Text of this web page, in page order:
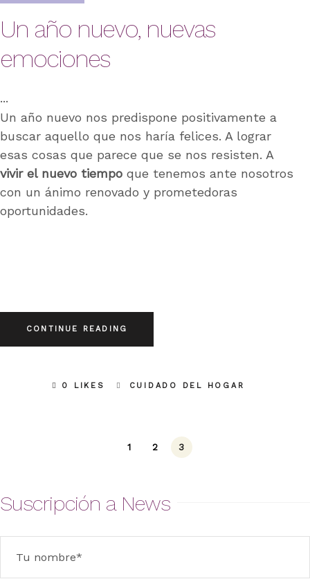
Un año nuevo, nuevas
emociones
Un año nuevo nos predispone positivamente a
buscar aquello que nos haría felices. A lograr
esas cosas que parece que se nos resisten. A
vivir el nuevo tiempo que tenemos ante nosotros
con un ánimo renovado y prometedoras
oportunidades.
CONTINUE READING
0 LIKES CUIDADO DEL HOGAR
1 2 3
Suscripción a News